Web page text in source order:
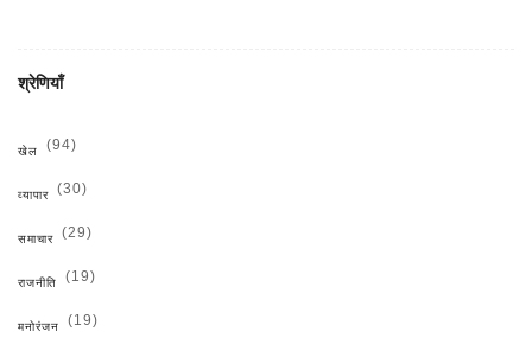
श्रेणियाँ
खेल (94)
व्यापार (30)
समाचार (29)
राजनीति (19)
मनोरंजन (19)